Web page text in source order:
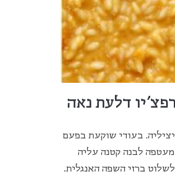
דלעת נאה
בעודי שוקעת בפעם
לבנה קטנה עליה
ברזי השפה האנגלית.